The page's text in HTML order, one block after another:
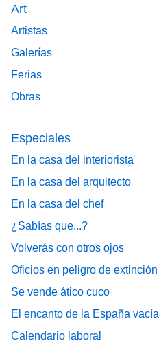
Art
Artistas
Galerías
Ferias
Obras
Especiales
En la casa del interiorista
En la casa del arquitecto
En la casa del chef
¿Sabías que...?
Volverás con otros ojos
Oficios en peligro de extinción
Se vende ático cuco
El encanto de la España vacía
Calendario laboral